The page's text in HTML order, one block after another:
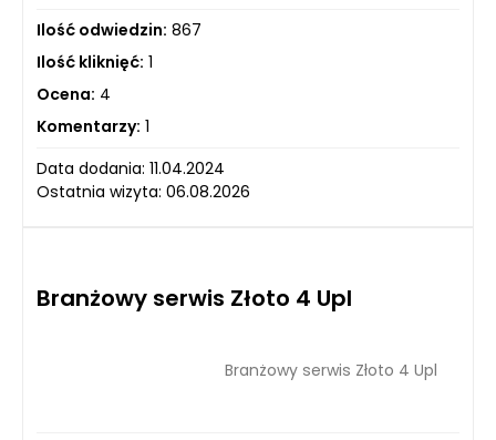
Ilość odwiedzin: 867
Ilość kliknięć: 1
Ocena: 4
Komentarzy: 1
Data dodania: 11.04.2024
Ostatnia wizyta: 06.08.2026
Branżowy serwis Złoto 4 Upl
Branżowy serwis Złoto 4 Upl